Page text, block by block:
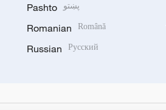
Pashto پښتو
Romanian Română
Russian Русский